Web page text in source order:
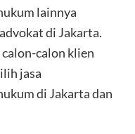
lainnya
di Jakarta.
calon klien
jasa
di Jakarta dan